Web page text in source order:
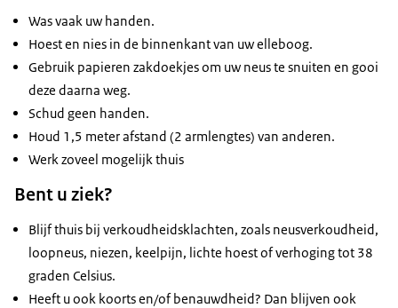
Was vaak uw handen.
Hoest en nies in de binnenkant van uw elleboog.
Gebruik papieren zakdoekjes om uw neus te snuiten en gooi
deze daarna weg.
Schud geen handen.
Houd 1,5 meter afstand (2 armlengtes) van anderen.
Werk zoveel mogelijk thuis
Bent u ziek?
Blijf thuis bij verkoudheidsklachten, zoals neusverkoudheid,
loopneus, niezen, keelpijn, lichte hoest of verhoging tot 38
graden Celsius.
Heeft u ook koorts en/of benauwdheid? Dan blijven ook